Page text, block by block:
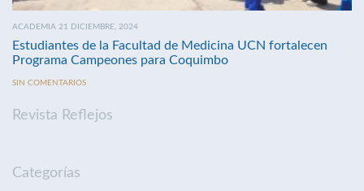
ACADEMIA 21 DICIEMBRE, 2024
Estudiantes de la Facultad de Medicina UCN fortalecen
Programa Campeones para Coquimbo
SIN COMENTARIOS
Revista Reflejos
Categorías